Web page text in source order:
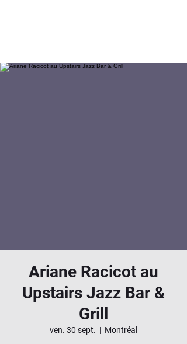
Ariane Racicot au
Upstairs Jazz Bar &
Grill
ven. 30 sept.
  |
Montréal